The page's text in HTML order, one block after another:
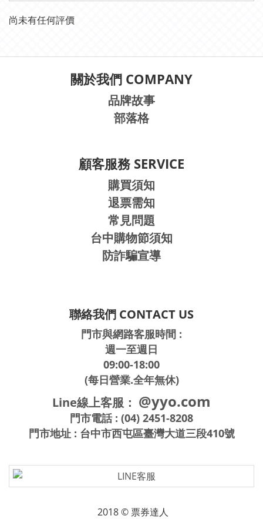
尚未有任何評價
關於我們 COMPANY
品牌故事
部落格
顧客服務 SERVICE
購買須知
退票需知
常見問題
台中購物節須知
防詐騙宣導
聯絡我們 CONTACT US
門市與網路客服時間 :
週一至週日
09:00-18:00
(每日營業.全年無休)
Line線上客服： @yyo.com
門市電話 : (04) 2451-8208
門市地址 : 台中市西屯區臺灣大道三段410號
2018 © 票券達人